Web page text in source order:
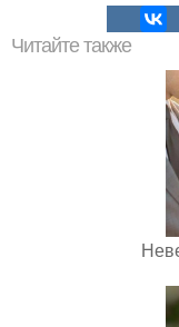
Читайте также